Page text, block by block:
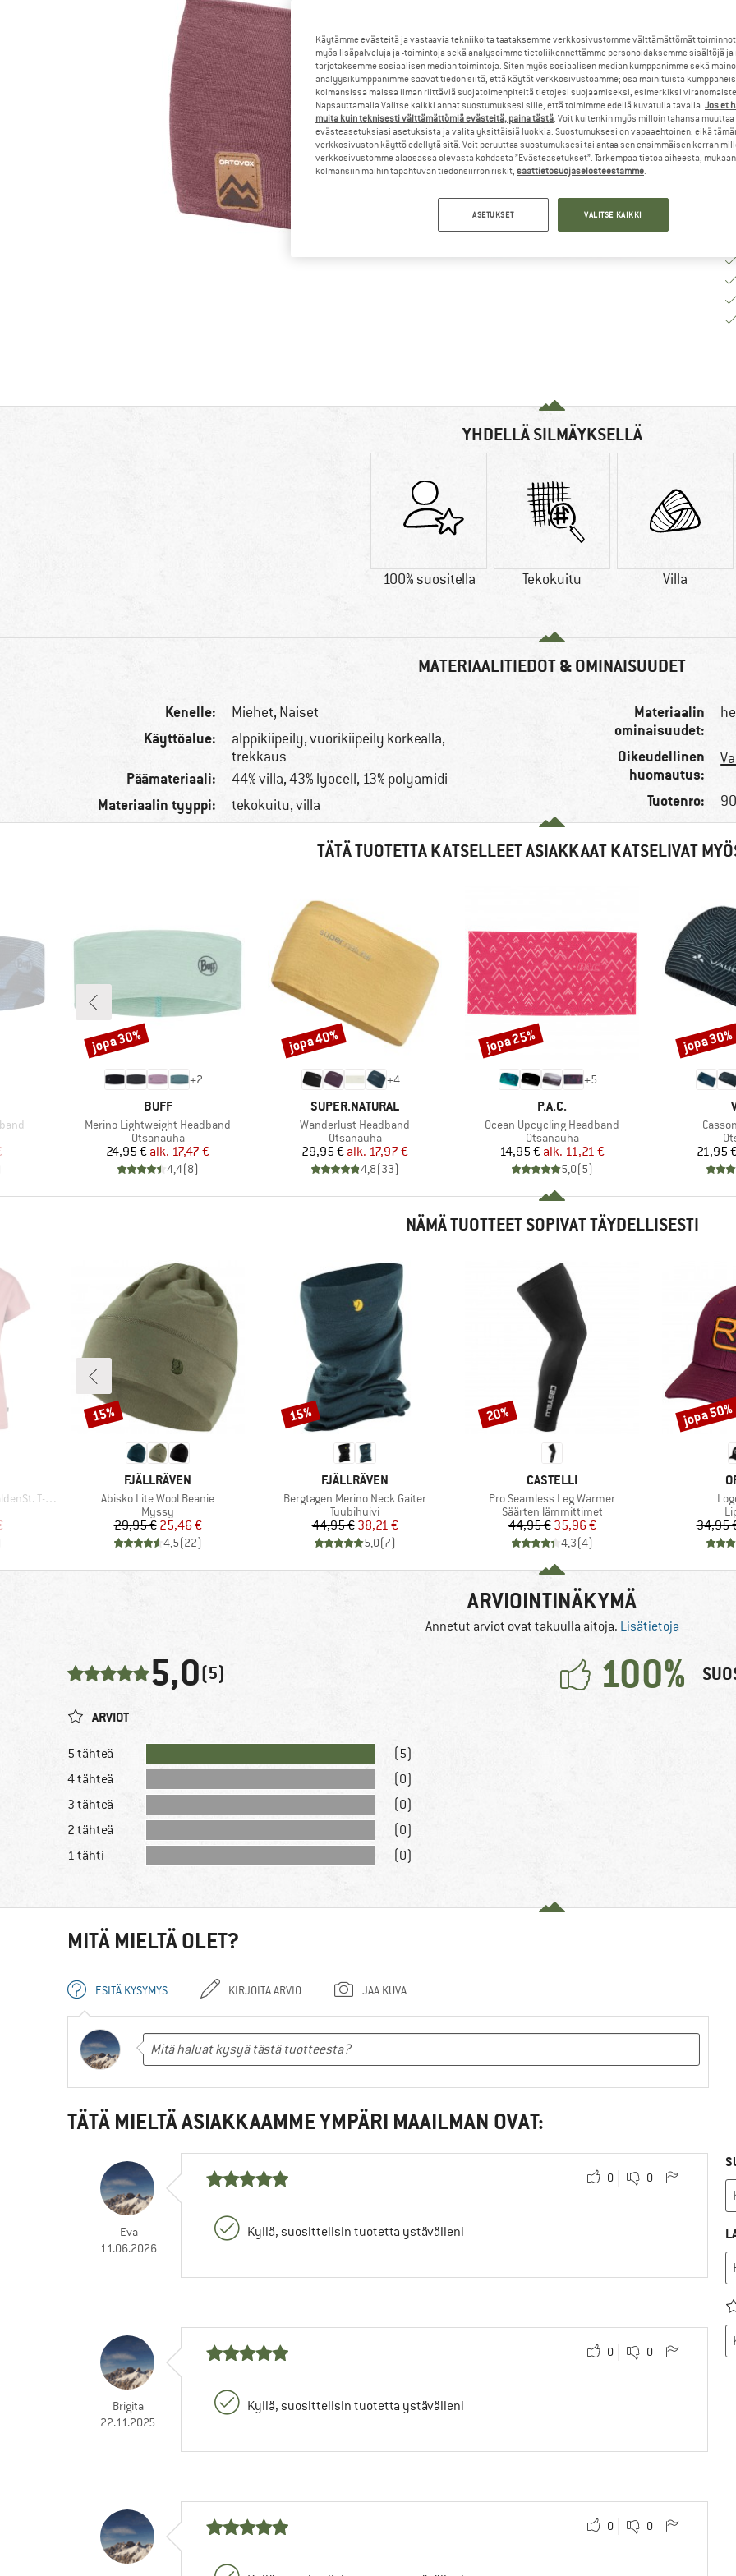
YHDELLÄ SILMÄYKSELLÄ
100% suositella Tekokuitu Villa
MATERIAALITIEDOT & OMINAISUUDET
Kenelle: Miehet, Naiset
Käyttöalue:
alppikiipeily, vuorikiipeily korkealla,
trekkaus
Päämateriaali: 44% villa, 43% lyocell, 13% polyamidi
Materiaalin tyyppi: tekokuitu, villa
Materiaalin
ominaisuudet:
Oikeudellinen
huomautus:
Tuotenro:
TÄTÄ TUOTETTA KATSELLEET ASIAKKAAT KATSELIVAT
hinta
+2
MERKKI
BUFF
Tuote
Merino Lightweight Headband
Tuoteryhmä
Otsanauha
Hinta
24,95 € Alennettu hinta
alk. 17,47 €
4,4(8)
Alennus
jopa 30%
+4
MERKKI
SUPER.NATURAL
Tuote
Wanderlust Headband
Tuoteryhmä
Otsanauha
Hinta
29,95 € Alennettu hinta
alk. 17,97 €
4,8(33)
Alennus
jopa 40%
+5
MERKKI
P.A.C.
Tuote
Ocean Upcycling Headband
Tuoteryhmä
Otsanauha
Hinta
14,95 € Alennettu hinta
alk. 11,21 €
5,0(5)
Alennus
jopa 25%
Tuote
21,95
Alennus
jopa 30%
NÄMÄ TUOTTEET SOPIVAT TÄYDELLISESTI
T-Shirt
hinta
MERKKI
FJÄLLRÄVEN
Tuote
Abisko Lite Wool Beanie
Tuoteryhmä
Myssy
Hinta
29,95 €Alennettu hinta
25,46 €
4,5(22)
Alennus
15%
MERKKI
FJÄLLRÄVEN
Tuote
Bergtagen Merino Neck Gaiter
Tuoteryhmä
Tuubihuivi
Hinta
44,95 €Alennettu hinta
38,21 €
5,0(7)
Alennus
15%
MERKKI
CASTELLI
Tuote
Pro Seamless Leg Warmer
Tuoteryhmä
Säärten lämmittimet
Hinta
44,95 €Alennettu hinta
35,96 €
4,3(4)
Alennus
20%
34,95
Alennus
jopa 50%
ARVIOINTINÄKYMÄ
Annetut arviot ovat takuulla aitoja. Lisätietoja
5,0(5) 100%
ARVIOT
5 tähteä
(5)
4 tähteä
(0)
3 tähteä
(0)
2 tähteä
(0)
1 tähti
(0)
MITÄ MIELTÄ OLET?
ESITÄ KYSYMYS KIRJOITA ARVIO JAA KUVA
TÄTÄ MIELTÄ ASIAKKAAMME YMPÄRI MAAILMAN OVAT:
Eva
11.06.2026
0 0
Kyllä, suosittelisin tuotetta ystävälleni
Brigita
22.11.2025
0 0
Kyllä, suosittelisin tuotetta ystävälleni
0 0
Käytämme evästeitä ja vastaavia tekniikoita taataksemme verkkosivustomme välttämättömät
myös lisäpalveluja ja -toimintoja sekä analysoimme tietoliikennettämme personoidaksemme sisältöjä ja
tarjotaksemme sosiaalisen median toimintoja. Siten myös sosiaalisen median kumppanimme sekä
analyysikumppanimme saavat tiedon siitä, että käytät verkkosivustoamme; osa mainituista
kolmansissa maissa ilman riittäviä suojatoimenpiteitä tietojesi suojaamiseksi, esimerkiksi
Napsauttamalla Valitse kaikki annat suostumuksesi sille, että toimimme edellä kuvatulla tavalla. Jos et
muita kuin teknisesti välttämättömiä evästeitä, paina tästä. Voit kuitenkin myös milloin tahansa muuttaa
evästeasetuksiasi asetuksista ja valita yksittäisiä luokkia. Suostumuksesi on vapaaehtoinen, eikä
verkkosivuston käyttö edellytä sitä. Voit peruuttaa suostumuksesi tai antaa sen ensimmäisen kerran
verkkosivustomme alaosassa olevasta kohdasta ”Evästeasetukset”. Tarkempaa tietoa aiheesta,
kolmansiin maihin tapahtuvan tiedonsiirron riskit, saattietosuojaselosteestamme.
ASETUKSET VALITSE KAIKKI